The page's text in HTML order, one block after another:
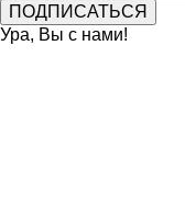
Ура, Вы с нами!